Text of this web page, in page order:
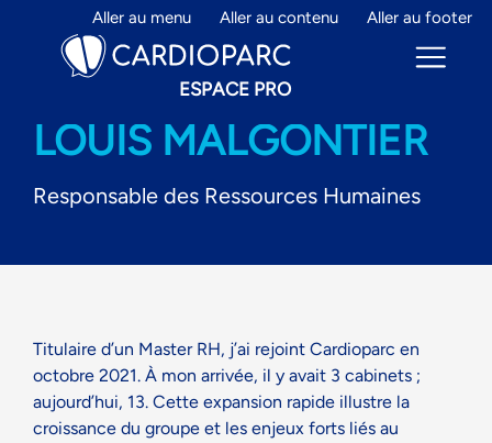
Aller au menu Aller au contenu Aller au footer
ESPACE PRO
CARDIOLOGUE : REJOIGNEZ-
NOUS
ME CONNECTER
LOUIS MALGONTIER
Responsable des Ressources Humaines
Titulaire d’un Master RH, j’ai rejoint Cardioparc en
octobre 2021. À mon arrivée, il y avait 3 cabinets ;
aujourd’hui, 13. Cette expansion rapide illustre la
croissance du groupe et les enjeux forts liés au